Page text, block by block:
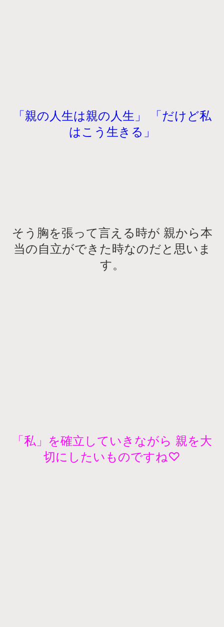
「親の人生は親の人生」 「だけど私
はこう生きる」
そう胸を張って言える時が 親から本
当の自立ができた時なのだと思いま
す。
「私」を確立していきながら 親を大
切にしたいものですね♡